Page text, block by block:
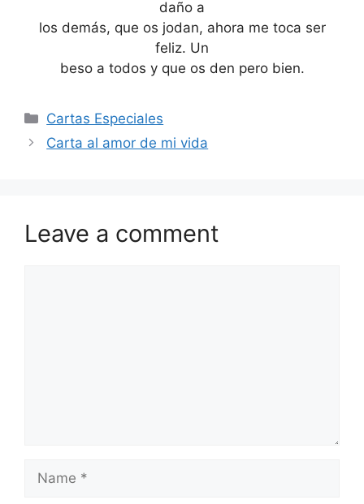
daño a
los demás, que os jodan, ahora me toca ser
feliz. Un
beso a todos y que os den pero bien.
Categories
Cartas Especiales
Carta al amor de mi vida
Leave a comment
Name